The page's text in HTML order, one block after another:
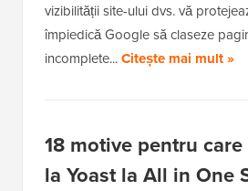
vizibilității site-ului dvs. vă
împiedică Google să claseze
incomplete...Citește mai mult »
18 motive pentru
la Yoast la All in One